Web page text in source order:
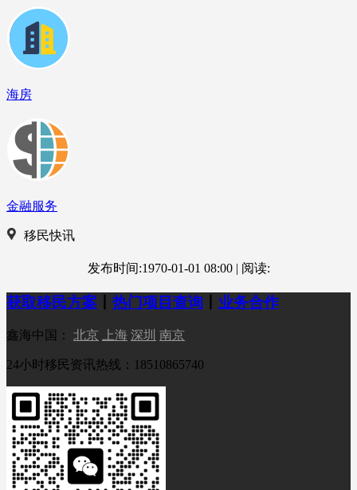
海房
金融服务
移民快讯
发布时间:1970-01-01 08:00 | 阅读:
获取移民方案 热门项目查询 业务合作
鑫海中国： 北京 上海 深圳 南京
24小时移民资讯热线：18510865740